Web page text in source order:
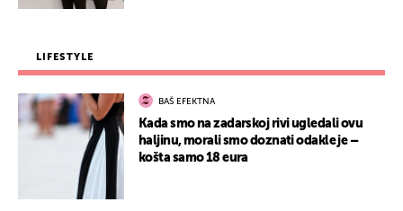
LIFESTYLE
BAŠ EFEKTNA
Kada smo na zadarskoj rivi ugledali ovu
haljinu, morali smo doznati odakle je –
košta samo 18 eura